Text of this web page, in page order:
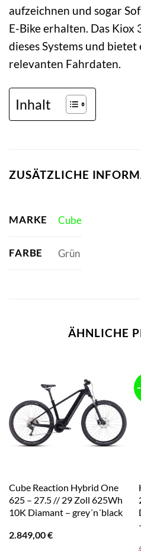
aufzeichnen und sogar
E-Bike erhalten. Das Kiox
dieses Systems und
relevanten Fahrdaten.
Inhalt
ZUSÄTZLICHE
MARKE Cube
FARBE Grün
ÄHNLICHE
Cube Reaction Hybrid One
625 – 27.5 // 29 Zoll 625Wh
10K Diamant – grey´n´black
2.849,00€